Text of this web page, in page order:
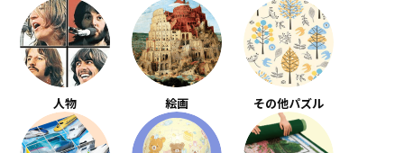
人物 絵画 その他パズル